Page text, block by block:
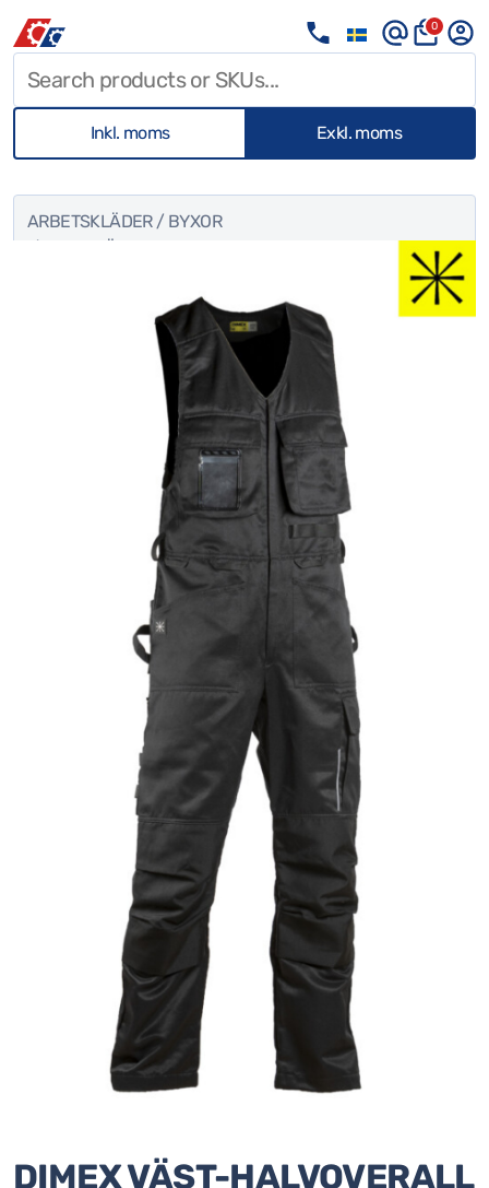
0
Inkl. moms Exkl. moms
ARBETSKLÄDER/ BYXOR
/ DIMEX VÄST-HALVOVERALL SVART
DIMEX VÄST-HALVOVERALL